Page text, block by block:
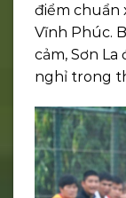
điểm chuẩn
Vĩnh Phúc.
cảm, Sơn
nghỉ trong